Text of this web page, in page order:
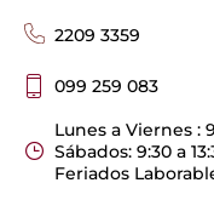
2209 3359
099 259 083
Lunes a Viernes :
Sábados: 9:30 a
Feriados